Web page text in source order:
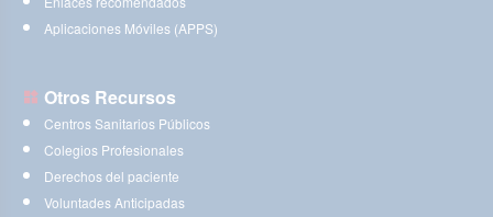
Aplicaciones Móviles (APPS)
Otros Recursos
Centros Sanitarios Públicos
Colegios Profesionales
Derechos del paciente
Voluntades Anticipadas